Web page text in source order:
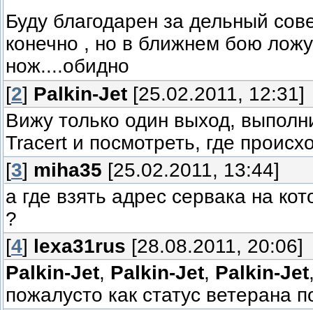
Буду благодарен за дельный
конечно , но в ближнем бою
нож....обидно
[2] Palkin-Jet [25.02.2011, 12:31]
Вижу только один выход,
Tracert и посмотреть, где
[3] miha35 [25.02.2011, 13:44]
а где взять адрес сервака на
?
[4] lexa31rus [28.08.2011, 20:06]
Palkin-Jet, Palkin-Jet, Palkin-Jet
пожалусто как статус ветерана